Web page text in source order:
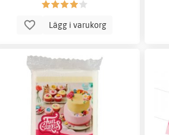
Lägg i varukorg